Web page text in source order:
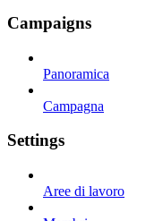
Campaigns
Panoramica
Campagna
Settings
Aree di lavoro